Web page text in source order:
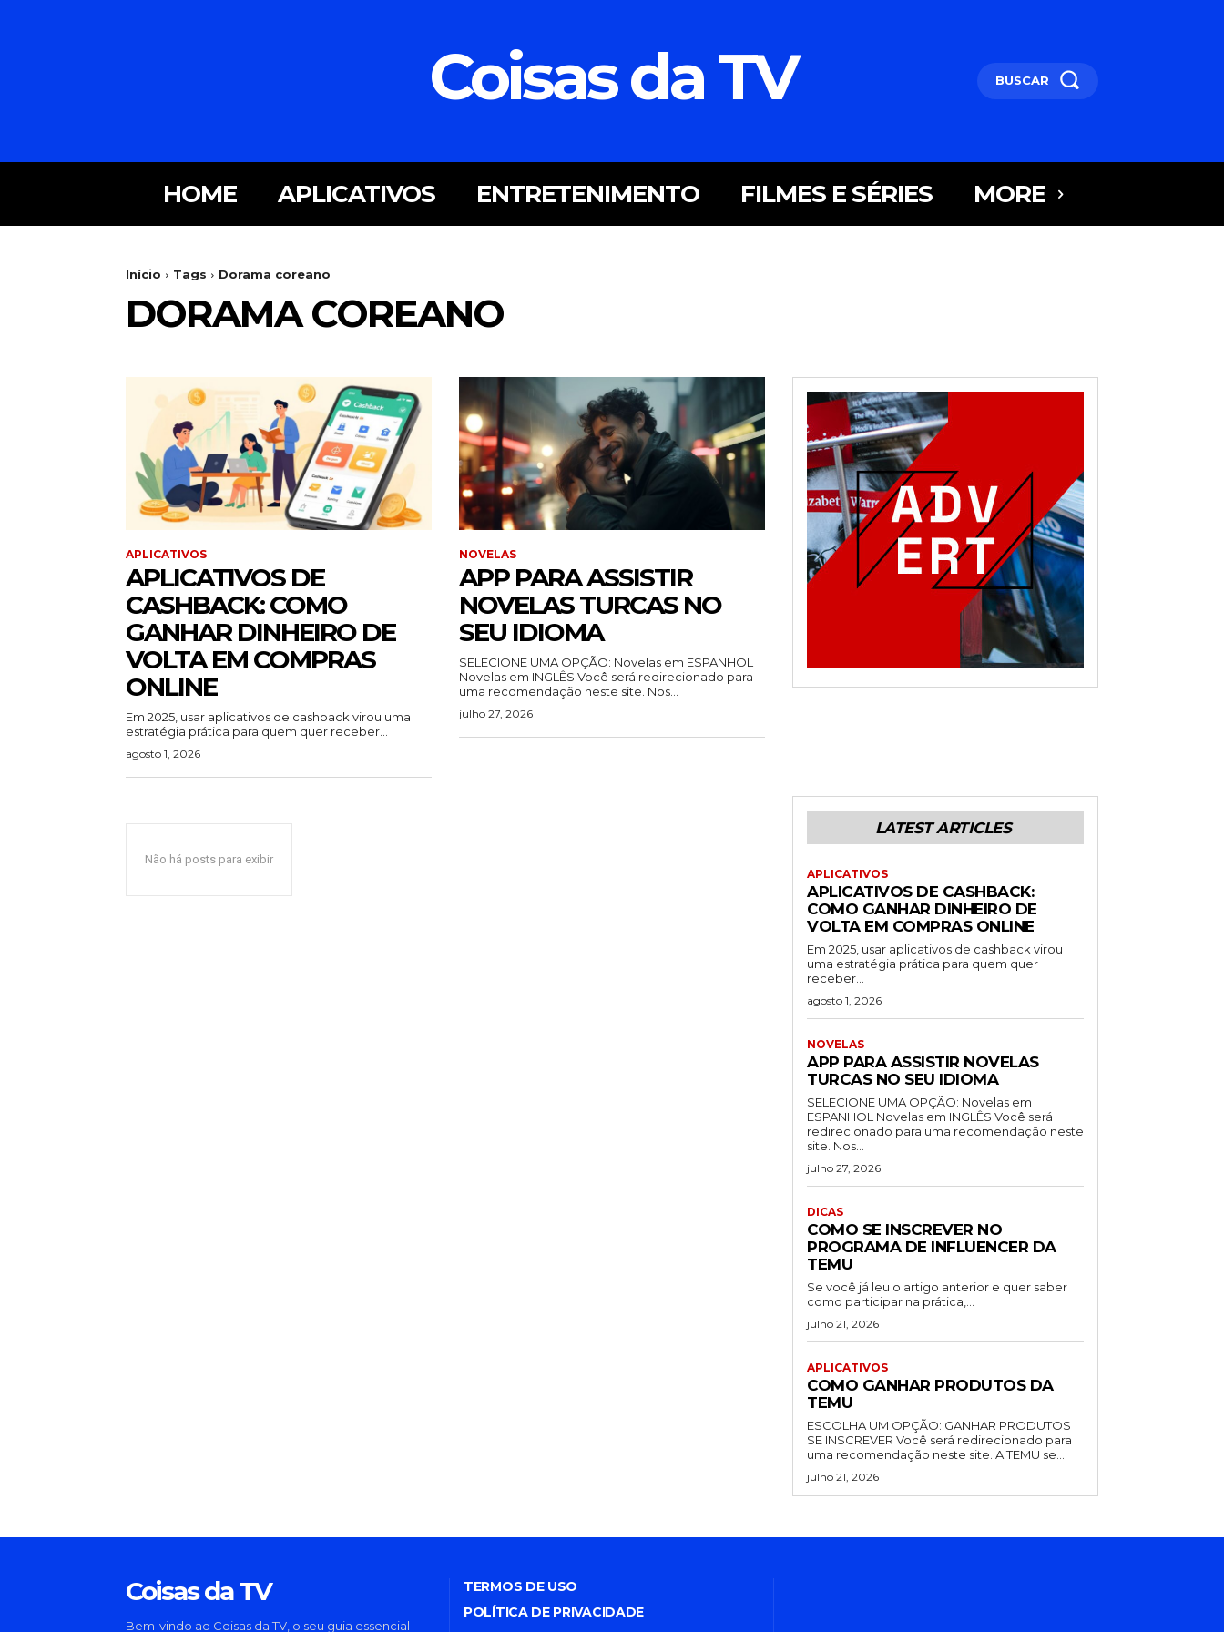
Coisas da TV BUSCAR
HOME APLICATIVOS ENTRETENIMENTO FILMES E SÉRIES MORE
Início Tags Dorama coreano
DORAMA COREANO
APLICATIVOS
APLICATIVOS DE
CASHBACK: COMO
GANHAR DINHEIRO DE
VOLTA EM COMPRAS
ONLINE
Em 2025, usar aplicativos de cashback virou uma
estratégia prática para quem quer receber...
agosto 1, 2026
NOVELAS
APP PARA ASSISTIR
NOVELAS TURCAS NO
SEU IDIOMA
SELECIONE UMA OPÇÃO: Novelas em ESPANHOL
Novelas em INGLÊS Você será redirecionado para
uma recomendação neste site. Nos...
julho 27, 2026
Não há posts para exibir
LATEST ARTICLES
APLICATIVOS
APLICATIVOS DE CASHBACK:
COMO GANHAR DINHEIRO DE
VOLTA EM COMPRAS ONLINE
Em 2025, usar aplicativos de cashback virou
uma estratégia prática para quem quer
receber...
agosto 1, 2026
NOVELAS
APP PARA ASSISTIR NOVELAS
TURCAS NO SEU IDIOMA
SELECIONE UMA OPÇÃO: Novelas em
ESPANHOL Novelas em INGLÊS Você será
redirecionado para uma recomendação neste
site. Nos...
julho 27, 2026
DICAS
COMO SE INSCREVER NO
PROGRAMA DE INFLUENCER DA
TEMU
Se você já leu o artigo anterior e quer saber
como participar na prática,...
julho 21, 2026
APLICATIVOS
COMO GANHAR PRODUTOS DA
TEMU
ESCOLHA UM OPÇÃO: GANHAR PRODUTOS
SE INSCREVER Você será redirecionado para
uma recomendação neste site. A TEMU se...
julho 21, 2026
Coisas da TV
Bem-vindo ao Coisas da TV, o seu guia essencial
TERMOS DE USO
POLÍTICA DE PRIVACIDADE